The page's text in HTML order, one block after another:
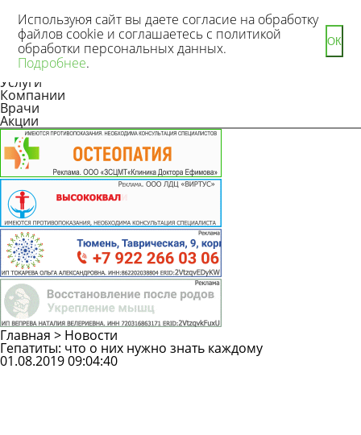
Новости
Статьи
Услуги
Компании
Врачи
Акции
Главная > Новости
Гепатиты: что о них нужно знать каждому
01.08.2019 09:04:40
Используюя сайт вы даете согласие на обработку
файлов cookie и соглашаетесь с политикой
обработки персональных данных.
Подробнее.
ОК